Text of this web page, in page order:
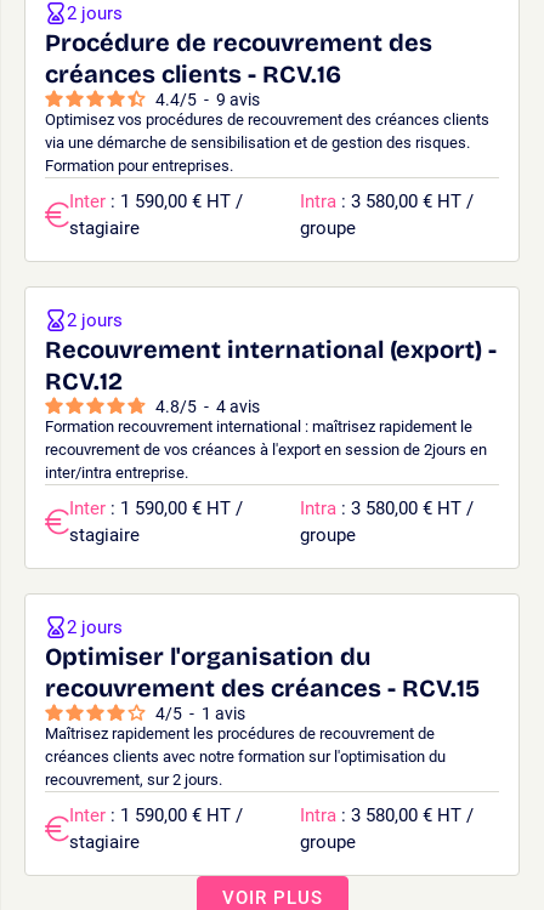
Procédure de recouvrement des
créances clients - RCV.16
4.4/5 - 9 avis
Optimisez vos procédures de recouvrement des créances clients
via une démarche de sensibilisation et de gestion des risques.
Formation pour entreprises.
2 jours
Inter : 1 590,00 € HT /
stagiaire
Intra : 3 580,00 € HT /
groupe
Recouvrement international (export) -
RCV.12
4.8/5 - 4avis
Formation recouvrement international : maîtrisez rapidement le
recouvrement de vos créances à l'export en session de 2jours en
inter/intra entreprise.
2 jours
Inter : 1 590,00 € HT /
stagiaire
Intra : 3 580,00 € HT /
groupe
Optimiser l'organisation du
recouvrement des créances - RCV.15
4/5 - 1 avis
Maîtrisez rapidement les procédures de recouvrement de
créances clients avec notre formation sur l'optimisation du
recouvrement, sur 2 jours.
2 jours
Inter : 1 590,00 € HT /
stagiaire
Intra : 3 580,00 € HT /
groupe
VOIR PLUS